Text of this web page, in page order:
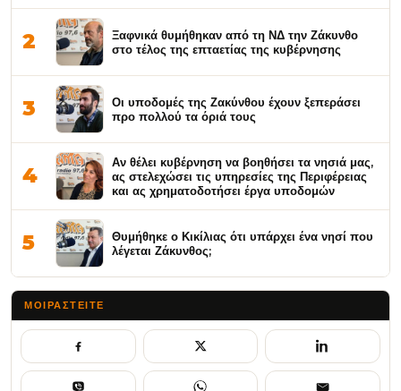
2
Ξαφνικά θυμήθηκαν από τη ΝΔ την Ζάκυνθο
στο τέλος της επταετίας της κυβέρνησης
3
Οι υποδομές της Ζακύνθου έχουν ξεπεράσει
προ πολλού τα όριά τους
4
Αν θέλει κυβέρνηση να βοηθήσει τα νησιά μας,
ας στελεχώσει τις υπηρεσίες της Περιφέρειας
και ας χρηματοδοτήσει έργα υποδομών
5
Θυμήθηκε ο Κικίλιας ότι υπάρχει ένα νησί που
λέγεται Ζάκυνθος;
ΜΟΙΡΑΣΤΕΊΤΕ